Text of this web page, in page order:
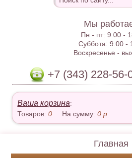
Мы
Пн - пт:9.00 -
Суббота:9:00 -
Воскресенье -
+7 (343) 228-56-
Ваша корзина:
Товаров:0 На сумму:0 р.
Главная